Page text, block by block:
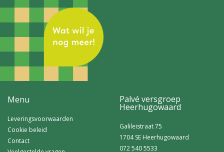
Menu
Leveringsvoorwaarden
Cookie beleid
Contact
Palvé versgroep
Heerhugowaard
Galileistraat 75
1704 SE Heerhugowaard
072 540 5533